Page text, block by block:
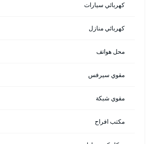
كهربائي سيارات
كهربائي منازل
محل هواتف
مقوي سيرفس
مقوي شبكة
مكتب افراح